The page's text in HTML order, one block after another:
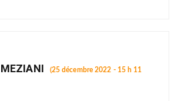
MEZIANI (25 décembre 2022 - 15 h 11